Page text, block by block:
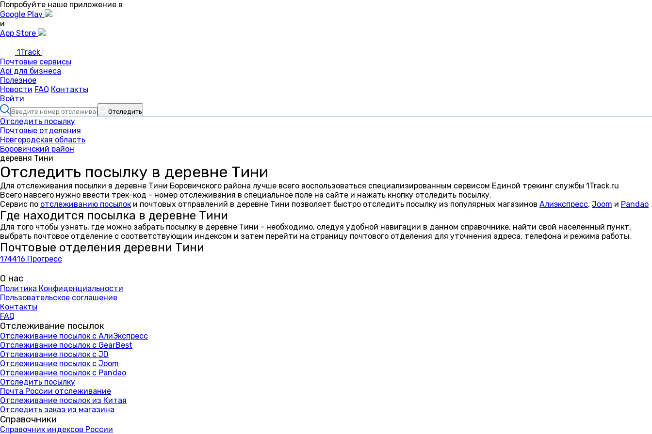
Попробуйте наше приложение в
Google Play
и
App Store
1Track
Почтовые сервисы
Api для бизнеса
Полезное
Новости FAQ Контакты
Войти
Отследить
Отследить посылку
Почтовые отделения
Новгородская область
Боровичский район
деревня Тини
Отследить посылку в деревне Тини
Для отслеживания посылки в деревне Тини Боровичского района лучше всего воспользоваться специализированным сервисом Единой трекинг службы 1Track.ru
Всего навсего нужно ввести трек-код - номер отслеживания в специальное поле на сайте и нажать кнопку отследить посылку.
Сервис по отслеживанию посылок и почтовых отправлений в деревне Тини позволяет быстро отследить посылку из популярных магазинов Алиэкспресс, Joom и Pandao
Где находится посылка в деревне Тини
Для того чтобы узнать, где можно забрать посылку в деревне Тини - необходимо, следуя удобной навигации в данном справочнике, найти свой населенный пункт,
выбрать почтовое отделение с соответствующим индексом и затем перейти на страницу почтового отделения для уточнения адреса, телефона и режима работы.
Почтовые отделения деревни Тини
174416 Прогресс
О нас
Политика Конфиденциальности
Пользовательское соглашение
Контакты
FAQ
Отслеживание посылок
Отслеживание посылок с АлиЭкспресс
Отслеживание посылок с GearBest
Отслеживание посылок с JD
Отслеживание посылок с Joom
Отслеживание посылок с Pandao
Отследить посылку
Почта России отслеживание
Отслеживание посылок из Китая
Отследить заказ из магазина
Справочники
Справочник индексов России